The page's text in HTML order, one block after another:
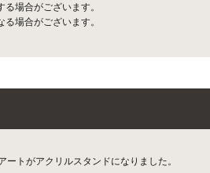
場合がございます。
場合がございます。
ートがアクリルスタンドになりました。